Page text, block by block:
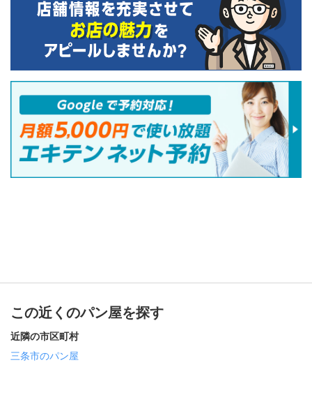
この近くのパン屋を探す
近隣の市区町村
三条市のパン屋